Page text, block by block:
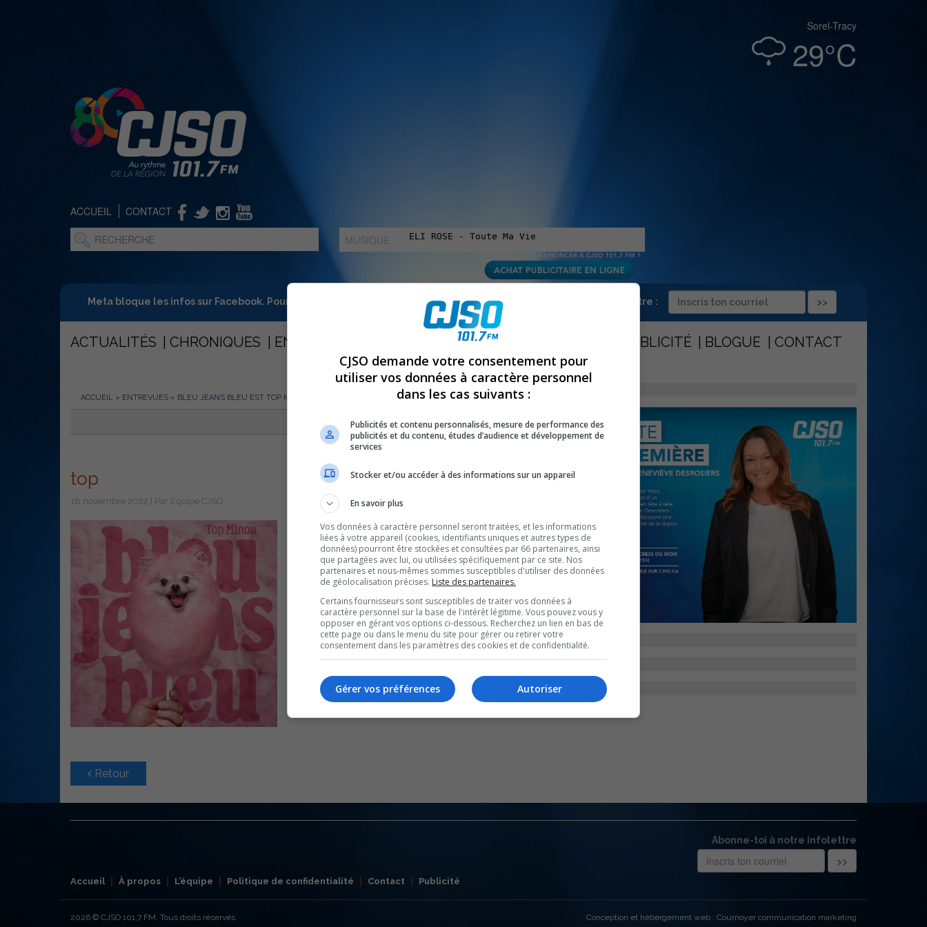
Sorel-Tracy
29°C
ACCUEIL CONTACT
MUSIQUE :
Meta bloque les infos sur Facebook. Pour ne rien manquer à Sorel-Tracy et la région, abonne-toi à notre infolettre :
ACTUALITÉS CHRONIQUES ENTREVUES ÉMISSIONS PUBLICITÉ BLOGUE CONTACT
ACCUEIL » ENTREVUES » BLEU JEANS BLEU EST TOP MINOU
PARTAGEZ
top
18 novembre 2022 | Par Équipe CJSO
Retour
Abonne-toi à notre infolettre
Accueil À propos L’équipe Politique de confidentialité Contact Publicité
2026 © CJSO 101,7 FM. Tous droits réservés. Conception et hébergement web : Cournoyer communication marketing
CJSO demande votre consentement pour
utiliser vos données à caractère personnel
dans les cas suivants :
Publicités et contenu personnalisés, mesure de performance des
publicités et du contenu, études d’audience et développement de
services
Stocker et/ou accéder à des informations sur un appareil
En savoir plus
Vos données à caractère personnel seront traitées, et les informations
liées à votre appareil (cookies, identifiants uniques et autres types de
données) pourront être stockées et consultées par 66 partenaires, ainsi
que partagées avec lui, ou utilisées spécifiquement par ce site. Nos
partenaires et nous-mêmes sommes susceptibles d'utiliser des données
de géolocalisation précises. Liste des partenaires.
Certains fournisseurs sont susceptibles de traiter vos données à
caractère personnel sur la base de l'intérêt légitime. Vous pouvez vous y
opposer en gérant vos options ci-dessous. Recherchez un lien en bas de
cette page ou dans le menu du site pour gérer ou retirer votre
consentement dans les paramètres des cookies et de confidentialité.
Autoriser
Gérer vos préférences